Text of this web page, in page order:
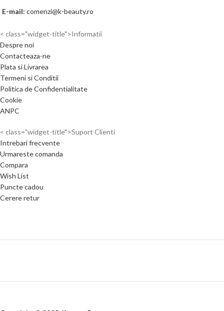
E-mail: comenzi@k-beauty.ro
< class="widget-title">Informatii
Despre noi
Contacteaza-ne
Plata si Livrarea
Termeni si Conditii
Politica de Confidentialitate
Cookie
ANPC
< class="widget-title">Suport Clienti
Intrebari frecvente
Urmareste comanda
Compara
Wish List
Puncte cadou
Cerere retur